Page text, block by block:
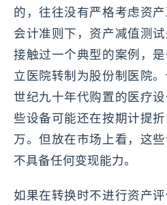
的，往往没有严格考虑资
会计准则下，资产减值测
接触过一个典型的案例，
立医院转制为股份制医院
世纪九十年代购置的医疗
些设备可能还在按期计提
万。但放在市场上看，这
不具备任何变现能力。
如果在转换时不进行资产